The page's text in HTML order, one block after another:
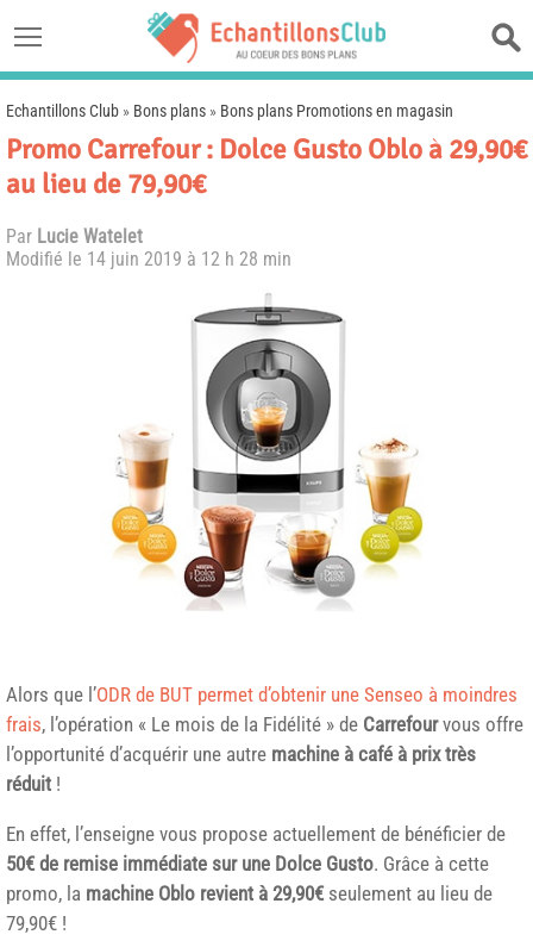
Echantillons Club » Bons plans » Bons plans Promotions en magasin
Promo Carrefour : Dolce Gusto Oblo à 29,90€
au lieu de 79,90€
Par Lucie Watelet
Modifié le 14 juin 2019 à 12 h 28 min
Alors que l’ODR de BUT permet d’obtenir une Senseo à moindres
frais, l’opération « Le mois de la Fidélité » de Carrefourvous offre
l’opportunité d’acquérir une autre machine à café à prix très
réduit !
En effet, l’enseigne vous propose actuellement de bénéficier de
50€ de remise immédiate sur une Dolce Gusto. Grâce à cette
promo, la machine Oblo revient à 29,90€ seulement au lieu de
79,90€ !